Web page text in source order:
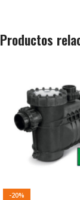
Productos
-20%